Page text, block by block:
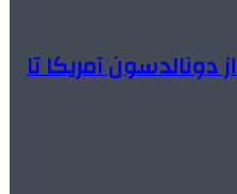
دونالدسون آمریکا تا